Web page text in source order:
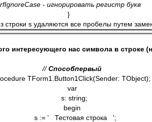
rfIgnoreCase - игнорировать регистр букв
}
строки s удаляются все пробелы путем
интересующего нас символа в строке
// Способпервый
TForm1.Button1Click(Sender: TObject);
var
s: string;
begin
s := '   Тестовая строка   ';